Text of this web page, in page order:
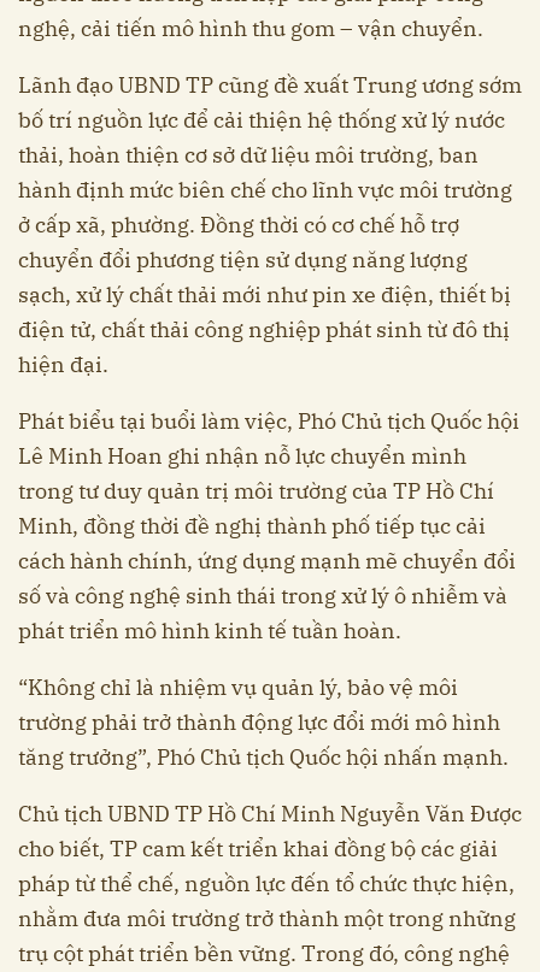
nghệ, cải tiến mô hình thu gom – vận chuyển.
Lãnh đạo UBND TP cũng đề xuất Trung ương sớm
bố trí nguồn lực để cải thiện hệ thống xử lý nước
thải, hoàn thiện cơ sở dữ liệu môi trường, ban
hành định mức biên chế cho lĩnh vực môi trường
ở cấp xã, phường. Đồng thời có cơ chế hỗ trợ
chuyển đổi phương tiện sử dụng năng lượng
sạch, xử lý chất thải mới như pin xe điện, thiết bị
điện tử, chất thải công nghiệp phát sinh từ đô thị
hiện đại.
Phát biểu tại buổi làm việc, Phó Chủ tịch Quốc hội
Lê Minh Hoan ghi nhận nỗ lực chuyển mình
trong tư duy quản trị môi trường của TP Hồ Chí
Minh, đồng thời đề nghị thành phố tiếp tục cải
cách hành chính, ứng dụng mạnh mẽ chuyển đổi
số và công nghệ sinh thái trong xử lý ô nhiễm và
phát triển mô hình kinh tế tuần hoàn.
“Không chỉ là nhiệm vụ quản lý, bảo vệ môi
trường phải trở thành động lực đổi mới mô hình
tăng trưởng”, Phó Chủ tịch Quốc hội nhấn mạnh.
Chủ tịch UBND TP Hồ Chí Minh Nguyễn Văn Được
cho biết, TP cam kết triển khai đồng bộ các giải
pháp từ thể chế, nguồn lực đến tổ chức thực hiện,
nhằm đưa môi trường trở thành một trong những
trụ cột phát triển bền vững. Trong đó, công nghệ